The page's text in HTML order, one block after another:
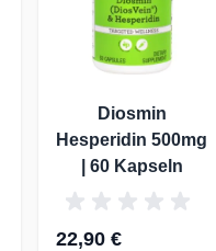
pumpen, was die
anpassen und auf
Diosmin
Hesperidin 500mg
| 60 Kapseln
22,90 €